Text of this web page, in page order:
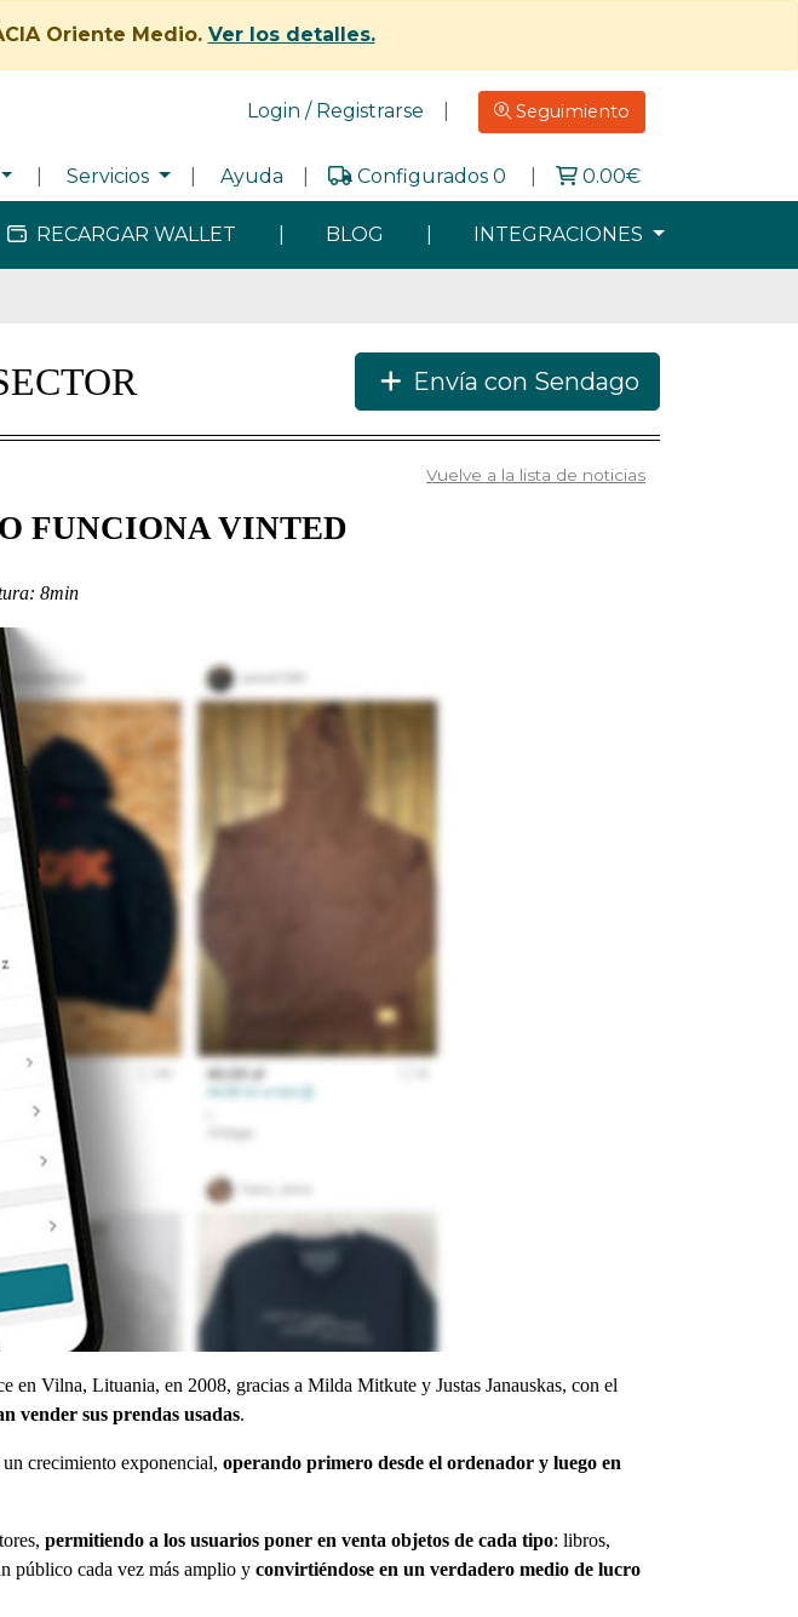
Oriente Medio. Ver los detalles.
Login / Registrarse Seguimiento
Servicios Ayuda Configurados 0 0.00€
RECARGAR WALLET BLOG INTEGRACIONES
Envía con Sendago
Vuelve a la lista de noticias
FUNCIONA VINTED
8min
en Vilna, Lituania, en 2008, gracias a Milda Mitkute y Justas Janauskas, con el
vender sus prendas usadas.
crecimiento exponencial, operando primero desde el ordenador y luego en
permitiendo a los usuarios poner en venta objetos de cada tipo: libros,
público cada vez más amplio y convirtiéndose en un verdadero medio de lucro